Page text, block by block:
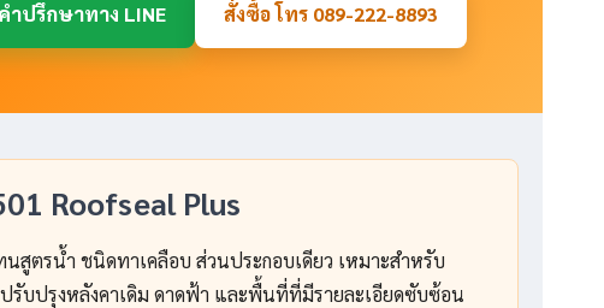
ำปรึกษาทาง LINE สั่งซื้อ โทร 089-222-8893
Roofseal Plus
สูตรน้ำ ชนิดทาเคลือบ ส่วนประกอบเดียว เหมาะสำหรับ
ปรับปรุงหลังคาเดิม ดาดฟ้า และพื้นที่ที่มีรายละเอียดซับซ้อน